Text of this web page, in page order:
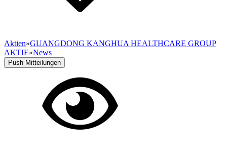
Aktien»GUANGDONG KANGHUA HEALTHCARE GROUP
AKTIE»News
Push Mitteilungen